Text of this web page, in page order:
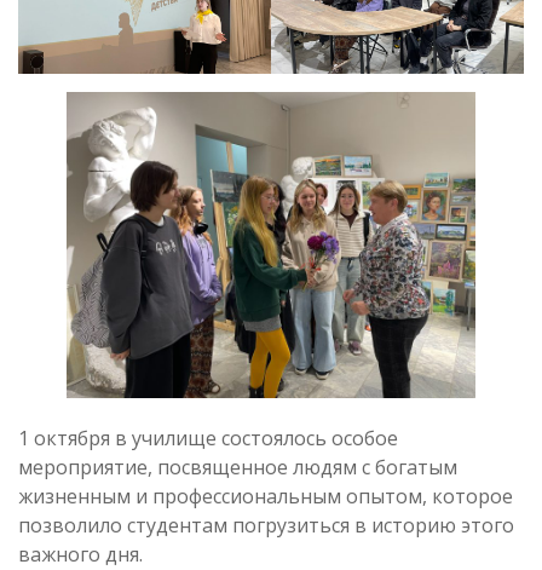
1 октября в училище состоялось особое
мероприятие, посвященное людям с богатым
жизненным и профессиональным опытом, которое
позволило студентам погрузиться в историю этого
важного дня.